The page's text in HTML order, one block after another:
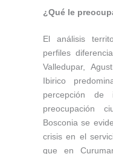
¿Qué le
El análisis
perfiles
Valledupar,
Ibirico
percepción de
preocupación
Bosconia se
crisis en el
que en